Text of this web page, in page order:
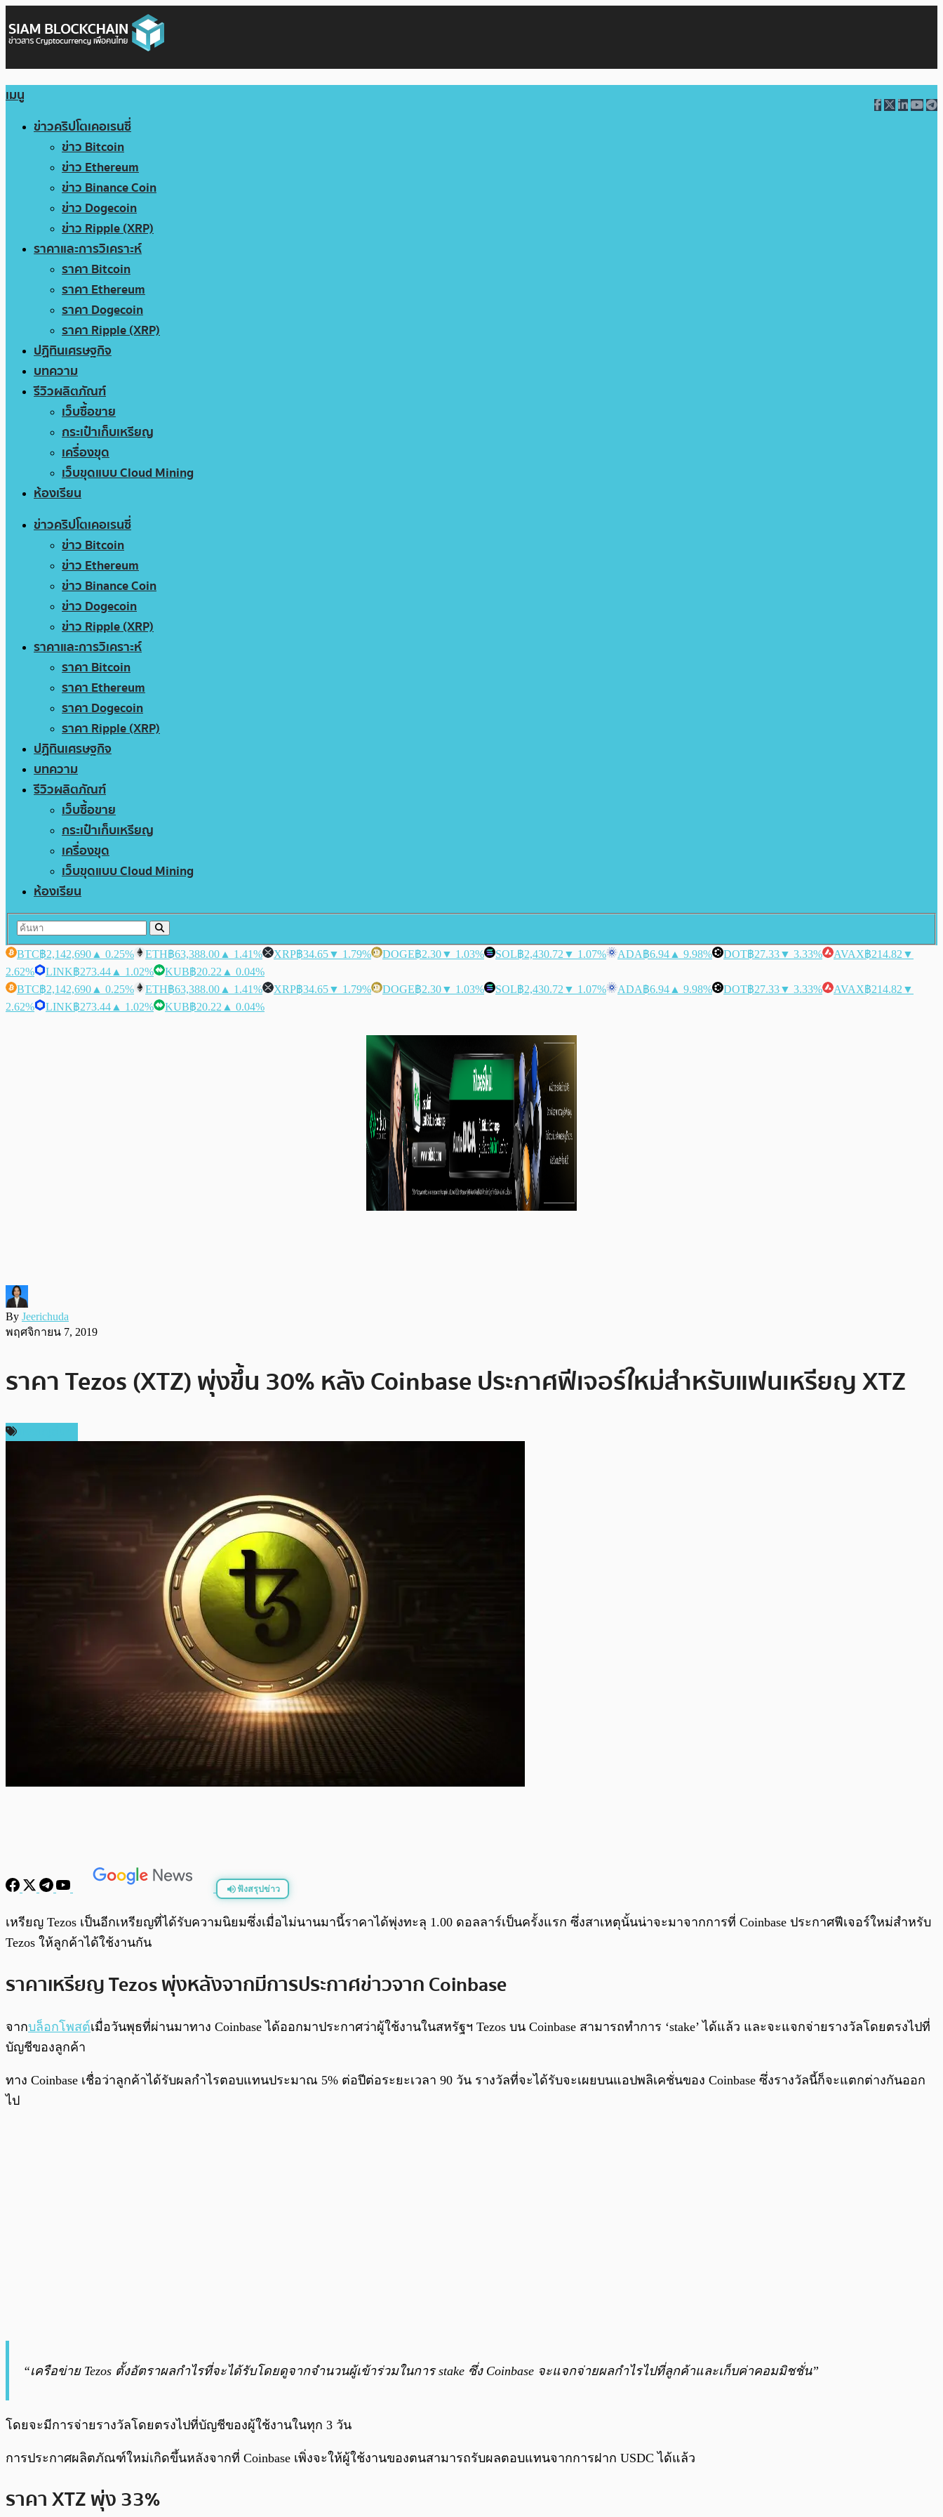
เมนู
ข่าวคริปโตเคอเรนซี่
ข่าว Bitcoin
ข่าว Ethereum
ข่าว Binance Coin
ข่าว Dogecoin
ข่าว Ripple (XRP)
ราคาและการวิเคราะห์
ราคา Bitcoin
ราคา Ethereum
ราคา Dogecoin
ราคา Ripple (XRP)
ปฏิทินเศรษฐกิจ
บทความ
รีวิวผลิตภัณฑ์
เว็บซื้อขาย
กระเป๋าเก็บเหรียญ
เครื่องขุด
เว็บขุดแบบ Cloud Mining
ห้องเรียน
ข่าวคริปโตเคอเรนซี่
ข่าว Bitcoin
ข่าว Ethereum
ข่าว Binance Coin
ข่าว Dogecoin
ข่าว Ripple (XRP)
ราคาและการวิเคราะห์
ราคา Bitcoin
ราคา Ethereum
ราคา Dogecoin
ราคา Ripple (XRP)
ปฏิทินเศรษฐกิจ
บทความ
รีวิวผลิตภัณฑ์
เว็บซื้อขาย
กระเป๋าเก็บเหรียญ
เครื่องขุด
เว็บขุดแบบ Cloud Mining
ห้องเรียน
BTC฿2,142,690 ▲ 0.25% ETH฿63,388.00 ▲ 1.41% XRP฿34.65▼ 1.79% DOGE฿2.30▼ 1.03% SOL฿2,430.72 ▼ 1.07% ADA฿6.94 ▲ 9.98% DOT฿27.33▼ 3.33% AVAX฿214.82 ▼
2.62%
LINK฿273.44 ▲ 1.02% KUB฿20.22 ▲ 0.04%
BTC฿2,142,690 ▲ 0.25% ETH฿63,388.00 ▲ 1.41% XRP฿34.65▼ 1.79% DOGE฿2.30▼ 1.03% SOL฿2,430.72 ▼ 1.07% ADA฿6.94 ▲ 9.98% DOT฿27.33▼ 3.33% AVAX฿214.82 ▼
2.62%
LINK฿273.44 ▲ 1.02% KUB฿20.22 ▲ 0.04%
By Jeerichuda
พฤศจิกายน 7, 2019
ราคา Tezos (XTZ) พุ่งขึ้น 30% หลัง Coinbase ประกาศฟีเจอร์ใหม่สำหรับแฟนเหรียญ XTZ
ฟังสรุปข่าว
พร้อมเล่น /0:00
เหรียญ Tezos เป็นอีกเหรียญที่ได้รับความนิยมซึ่งเมื่อไม่นานมานี้ราคาได้พุ่งทะลุ 1.00 ดอลลาร์เป็นครั้งแรก ซึ่งสาเหตุนั้นน่าจะมาจากการที่ Coinbase ประกาศฟีเจอร์ใหม่สำหรับ
Tezos ให้ลูกค้าได้ใช้งานกัน
ราคาเหรียญ Tezos พุ่งหลังจากมีการประกาศข่าวจาก Coinbase
จากบล็อกโพสต์เมื่อวันพุธที่ผ่านมาทาง Coinbase ได้ออกมาประกาศว่าผู้ใช้งานในสหรัฐฯ Tezos บน Coinbase สามารถทำการ ‘stake’ ได้แล้ว และจะแจกจ่ายรางวัลโดยตรงไปที่
บัญชีของลูกค้า
ทาง Coinbase เชื่อว่าลูกค้าได้รับผลกำไรตอบแทนประมาณ 5% ต่อปีต่อระยะเวลา 90 วัน รางวัลที่จะได้รับจะเผยบนแอปพลิเคชั่นของ Coinbase ซึ่งรางวัลนี้ก็จะแตกต่างกันออก
ไป
“เครือข่าย Tezos ตั้งอัตราผลกำไรที่จะได้รับโดยดูจากจำนวนผู้เข้าร่วมในการ stake ซึ่ง Coinbase จะแจกจ่ายผลกำไรไปที่ลูกค้าและเก็บค่าคอมมิชชั่น”
โดยจะมีการจ่ายรางวัลโดยตรงไปที่บัญชีของผู้ใช้งานในทุก 3 วัน
การประกาศผลิตภัณฑ์ใหม่เกิดขึ้นหลังจากที่ Coinbase เพิ่งจะให้ผู้ใช้งานของตนสามารถรับผลตอบแทนจากการฝาก USDC ได้แล้ว
ราคา XTZ พุ่ง 33%